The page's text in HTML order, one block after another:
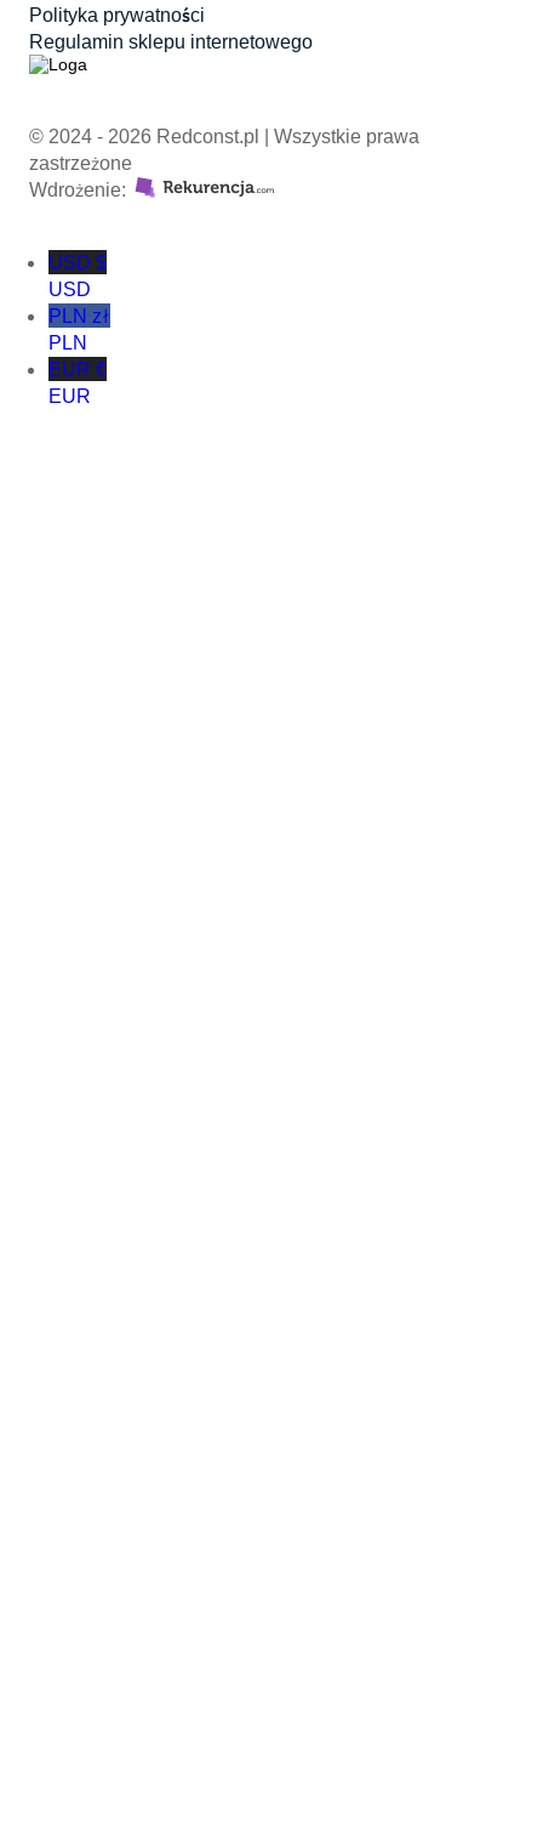
Polityka prywatności
Regulamin sklepu internetowego
© 2024 - 2026 Redconst.pl | Wszystkie prawa
zastrzeżone
Wdrożenie:
USD $
USD
PLN zł
PLN
EUR €
EUR